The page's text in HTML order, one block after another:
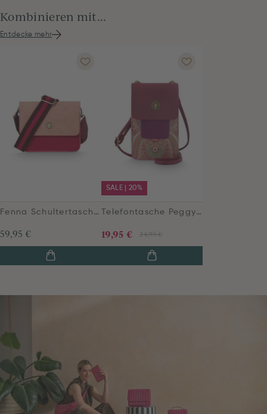
Kombinieren mit...
Entdecke mehr
Fenna Schultertasche Klein Uni Rot
59,95 €
SALE | 20%
Telefontasche Peggy Jabali Rot
24,95 €
19,95 €